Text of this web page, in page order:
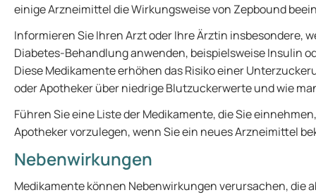
einige Arzneimittel die Wirkungsweise von Zepbound
Informieren Sie Ihren Arzt oder Ihre Ärztin insbesondere,
Diabetes-Behandlung anwenden, beispielsweise Insulin
Diese Medikamente erhöhen das Risiko einer
oder Apotheker über niedrige Blutzuckerwerte und wie
Führen Sie eine Liste der Medikamente, die Sie
Apotheker vorzulegen, wenn Sie ein neues Arzneimittel
Nebenwirkungen
Medikamente können Nebenwirkungen verursachen, die